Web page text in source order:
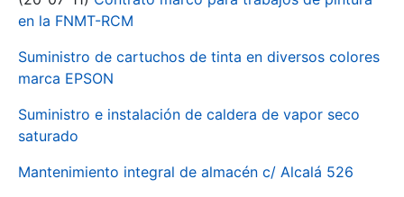
en la FNMT-RCM
Suministro de cartuchos de tinta en diversos colores
marca EPSON
Suministro e instalación de caldera de vapor seco
saturado
Mantenimiento integral de almacén c/ Alcalá 526